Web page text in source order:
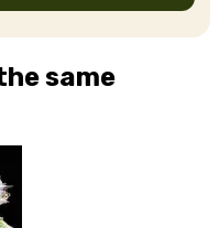
same